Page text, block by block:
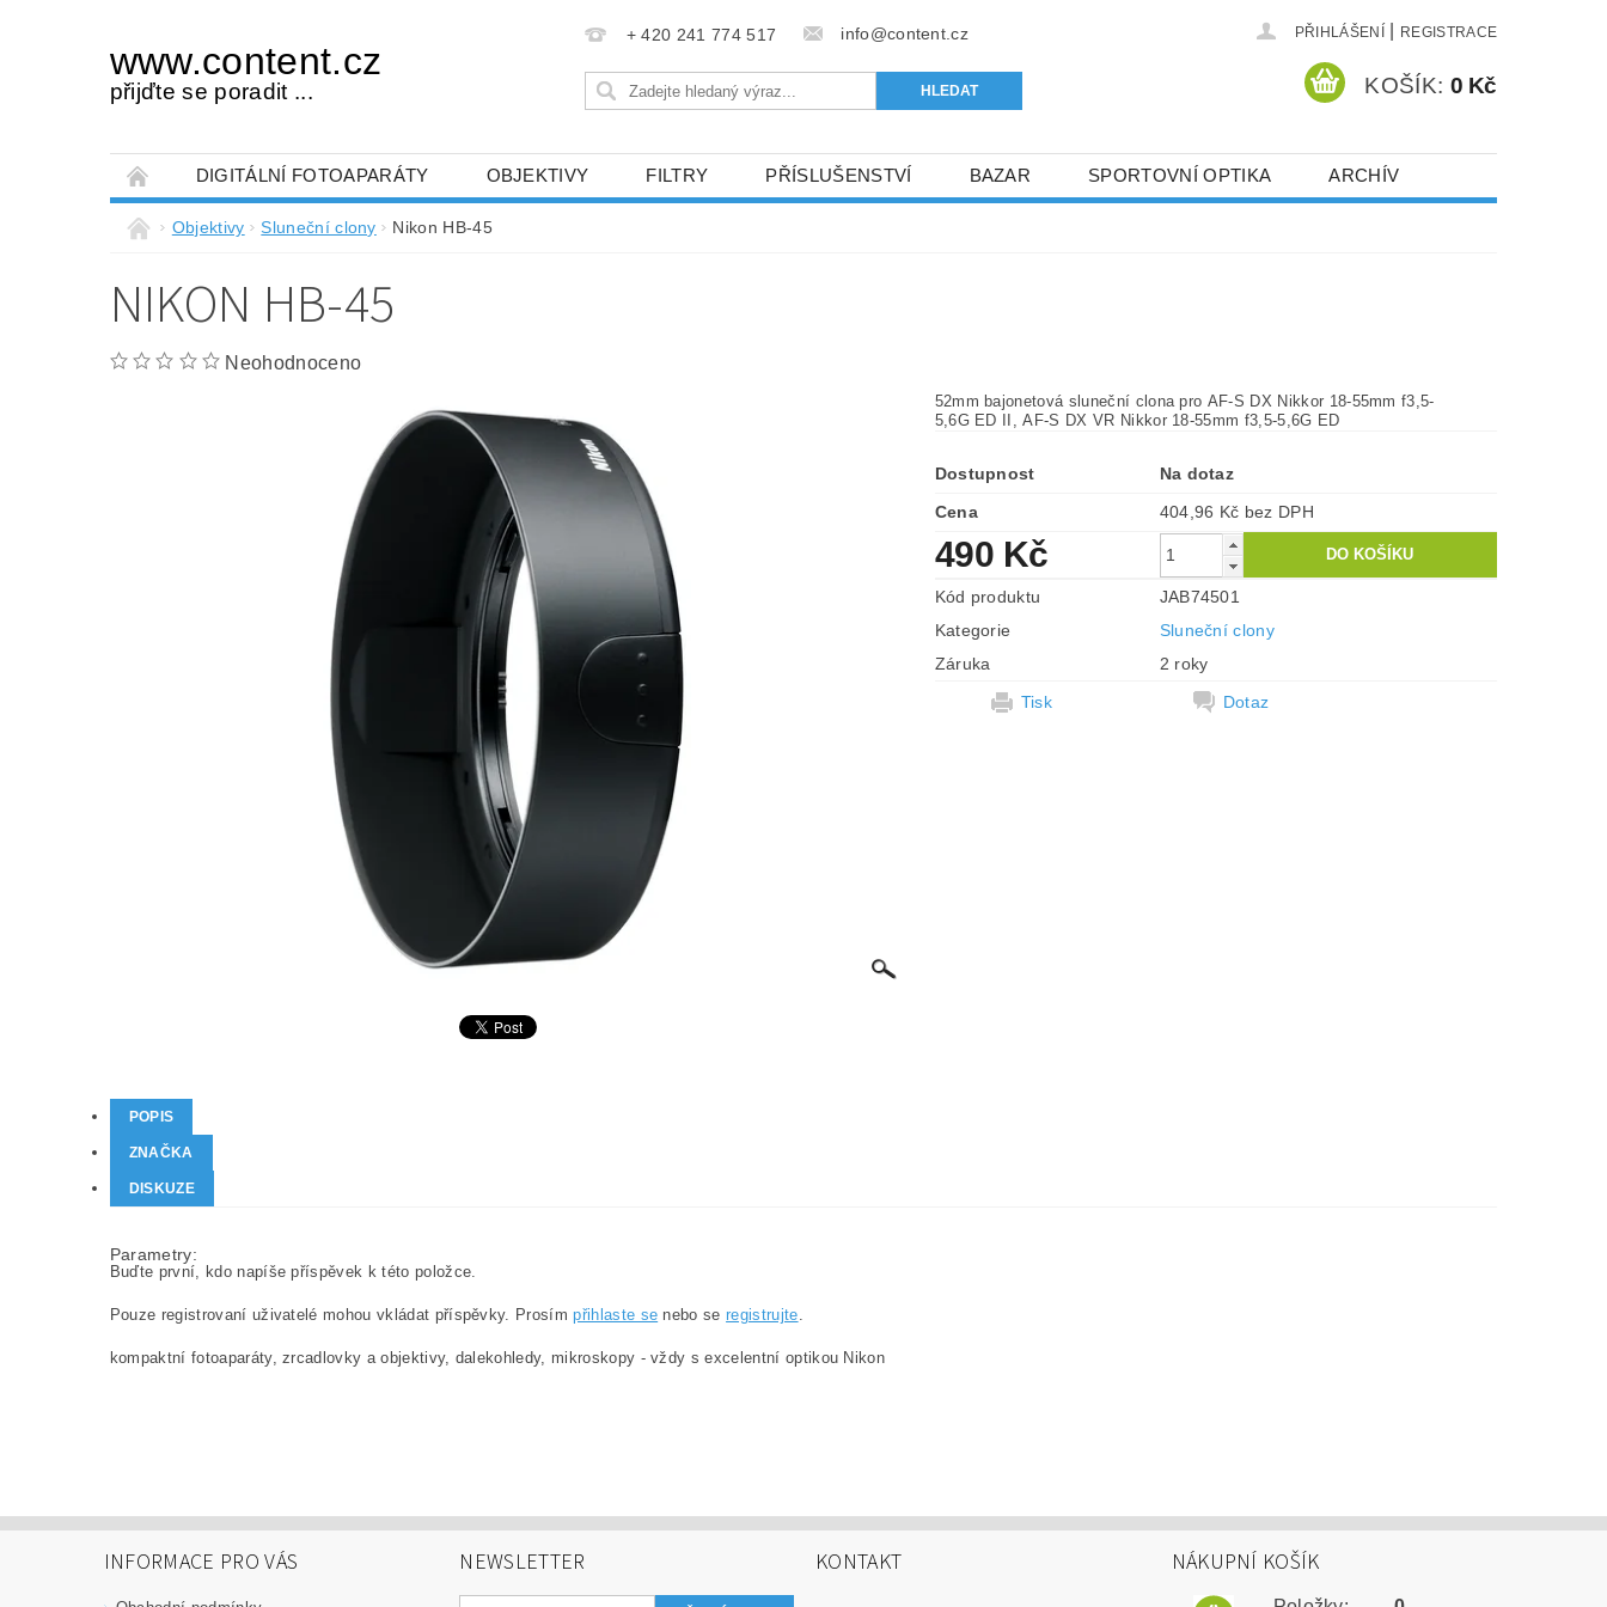
www.content.cz
přijďte se poradit ...
+ 420 241 774 517 info@content.cz PŘIHLÁŠENÍ REGISTRACE
KOŠÍK: 0 Kč
DIGITÁLNÍ FOTOAPARÁTY OBJEKTIVY FILTRY PŘÍSLUŠENSTVÍ BAZAR SPORTOVNÍ OPTIKA ARCHÍV
OBCHODNÍ PODMÍNKY NAPIŠTE NÁM
Objektivy Sluneční clony Nikon HB-45
NIKON HB-45
Neohodnoceno
52mm bajonetová sluneční clona pro AF-S DX Nikkor 18-55mm f3,5-
5,6G ED II, AF-S DX VR Nikkor 18-55mm f3,5-5,6G ED
Dostupnost
Na dotaz
Cena
404,96 Kč bez DPH
490 Kč
Kód produktu
JAB74501
Kategorie
Sluneční clony
Záruka
2 roky
Tisk
Dotaz
POPIS
ZNAČKA
DISKUZE
Parametry:
Buďte první, kdo napíše příspěvek k této položce.
Pouze registrovaní uživatelé mohou vkládat příspěvky. Prosímpřihlaste se nebo seregistrujte.
kompaktní fotoaparáty, zrcadlovky a objektivy, dalekohledy, mikroskopy - vždy s excelentní optikou Nikon
INFORMACE PRO VÁS NEWSLETTER KONTAKT NÁKUPNÍ KOŠÍK